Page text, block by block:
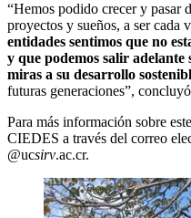
“Hemos podido crecer y pasar
proyectos y sueños, a ser cada
entidades sentimos que no
y que podemos salir
miras a su desarrollo
futuras generaciones”,
Para más información sobre
CIEDES a través del correo
@ucsirv.ac.cr.